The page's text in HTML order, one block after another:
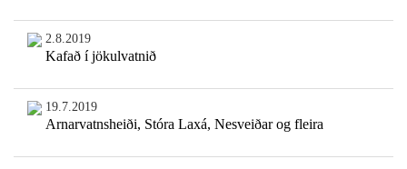
2.8.2019
Kafað í jökulvatnið
19.7.2019
Arnarvatnsheiði, Stóra Laxá, Nesveiðar og fleira